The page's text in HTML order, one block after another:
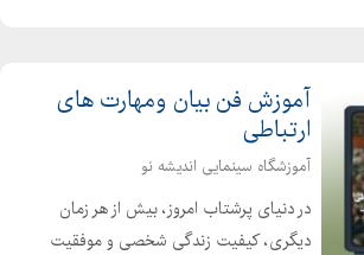
آموزش فن بیان ومهارت های
ارتباطی
آموزشگاه سینمایی اندیشه نو
در دنیای پرشتاب امروز، بیش از هر زمان
دیگری، کیفیت زندگی شخصی و موفقیت